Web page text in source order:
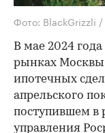
Фото: BlackGrizzli
В мае 2024
рынках Москвы
ипотечных
апрельского
поступившем в
управления